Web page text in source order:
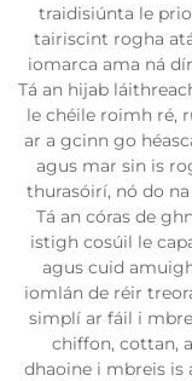
traidisiúnta le
tairiscint rogha
iomarca ama ná
Tá an hijab
le chéile roimh ré,
ar a gcinn go
agus mar sin is
thurasóirí, nó do
Tá an córas de
istigh cosúil le
agus cuid
iomlán de réir
simplí ar fáil i
chiffon, cottan,
dhaoine i mbreis is